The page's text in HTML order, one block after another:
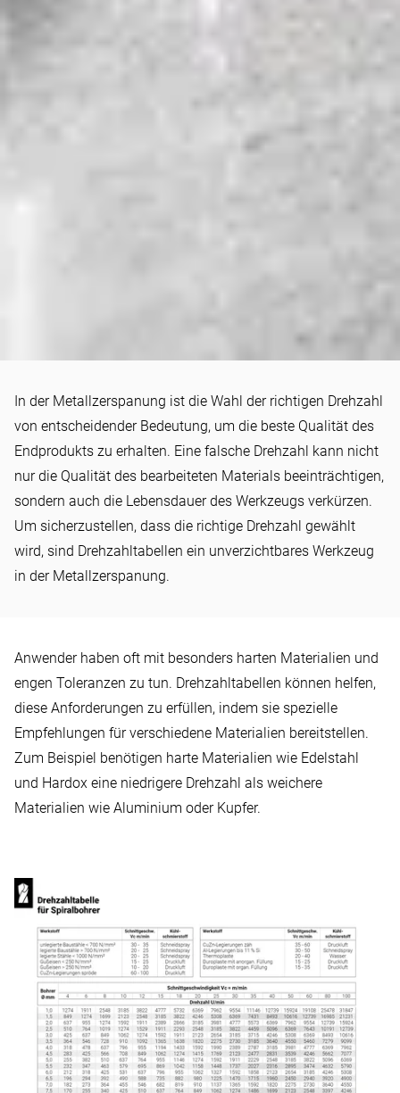
Wozu braucht man
Drehzahltabellen
In der Metallzerspanung ist die Wahl der richtigen Drehzahl
von entscheidender Bedeutung, um die beste Qualität des
Endprodukts zu erhalten. Eine falsche Drehzahl kann nicht
nur die Qualität des bearbeiteten Materials beeinträchtigen,
sondern auch die Lebensdauer des Werkzeugs verkürzen.
Um sicherzustellen, dass die richtige Drehzahl gewählt
wird, sind Drehzahltabellen ein unverzichtbares Werkzeug
in der Metallzerspanung.
Anwender haben oft mit besonders harten Materialien und
engen Toleranzen zu tun. Drehzahltabellen können helfen,
diese Anforderungen zu erfüllen, indem sie spezielle
Empfehlungen für verschiedene Materialien bereitstellen.
Zum Beispiel benötigen harte Materialien wie Edelstahl
und Hardox eine niedrigere Drehzahl als weichere
Materialien wie Aluminium oder Kupfer.